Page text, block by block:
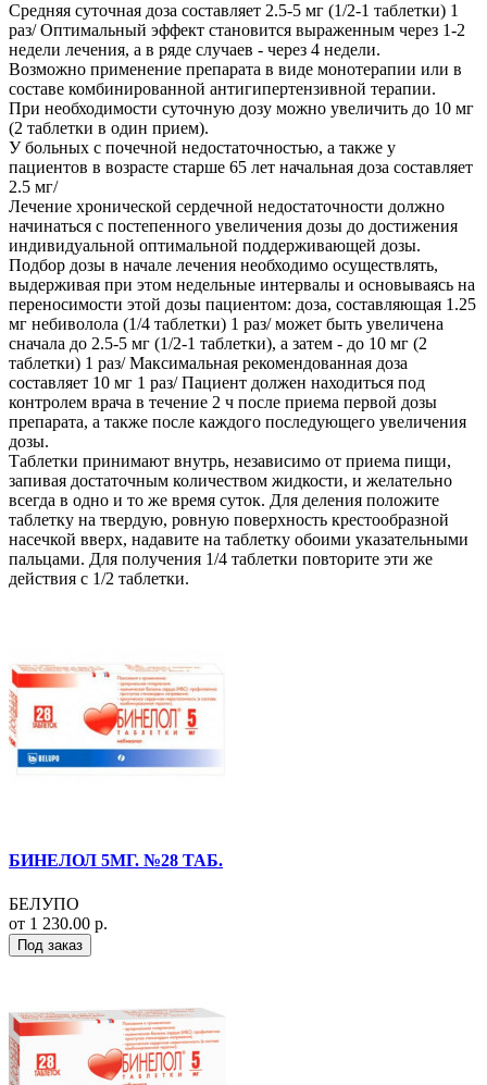
Средняя суточная доза составляет 2.5-5 мг (1/2-1 таблетки) 1
раз/ Оптимальный эффект становится выраженным через 1-2
недели лечения, а в ряде случаев - через 4 недели.
Возможно применение препарата в виде монотерапии или в
составе комбинированной антигипертензивной терапии.
При необходимости суточную дозу можно увеличить до 10 мг
(2 таблетки в один прием).
У больных с почечной недостаточностью, а также у
пациентов в возрасте старше 65 лет начальная доза составляет
2.5 мг/
Лечение хронической сердечной недостаточности должно
начинаться с постепенного увеличения дозы до достижения
индивидуальной оптимальной поддерживающей дозы.
Подбор дозы в начале лечения необходимо осуществлять,
выдерживая при этом недельные интервалы и основываясь на
переносимости этой дозы пациентом: доза, составляющая 1.25
мг небиволола (1/4 таблетки) 1 раз/ может быть увеличена
сначала до 2.5-5 мг (1/2-1 таблетки), а затем - до 10 мг (2
таблетки) 1 раз/ Максимальная рекомендованная доза
составляет 10 мг 1 раз/ Пациент должен находиться под
контролем врача в течение 2 ч после приема первой дозы
препарата, а также после каждого последующего увеличения
дозы.
Таблетки принимают внутрь, независимо от приема пищи,
запивая достаточным количеством жидкости, и желательно
всегда в одно и то же время суток. Для деления положите
таблетку на твердую, ровную поверхность крестообразной
насечкой вверх, надавите на таблетку обоими указательными
пальцами. Для получения 1/4 таблетки повторите эти же
действия с 1/2 таблетки.
БИНЕЛОЛ 5МГ. №28 ТАБ.
БЕЛУПО
от 1 230.00 р.
Под заказ